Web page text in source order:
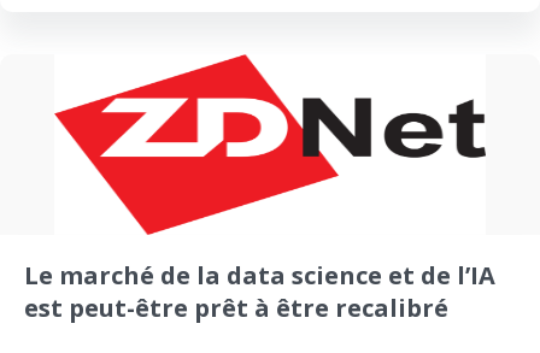
Le marché de la data science et de l’IA
est peut-être prêt à être recalibré